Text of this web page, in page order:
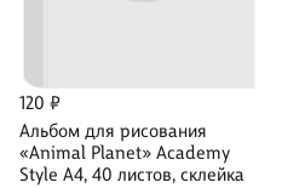
120 ₽
Альбом для рисования
«Animal Planet» Academy
Style А4, 40 листов, склейка